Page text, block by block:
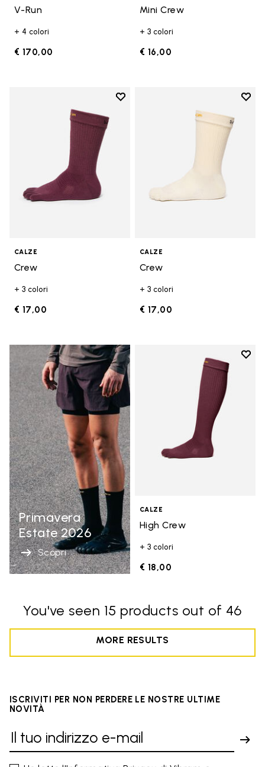
V-Run
+ 4 colori
€ 170,00
Mini Crew
+ 3 colori
€ 16,00
Add to wishlist
Add to wishlist Crew
CALZE
Crew
+ 3 colori
€ 17,00
Add
CALZE
Crew
+ 3 colori
€ 17,00
Primavera
Estate 2026
Scopri
Add
CALZE
High Crew
+ 3 colori
€ 18,00
You've seen 15 products out of 46
MORE RESULTS
ISCRIVITI PER NON PERDERE LE NOSTRE ULTIME
NOVITÀ